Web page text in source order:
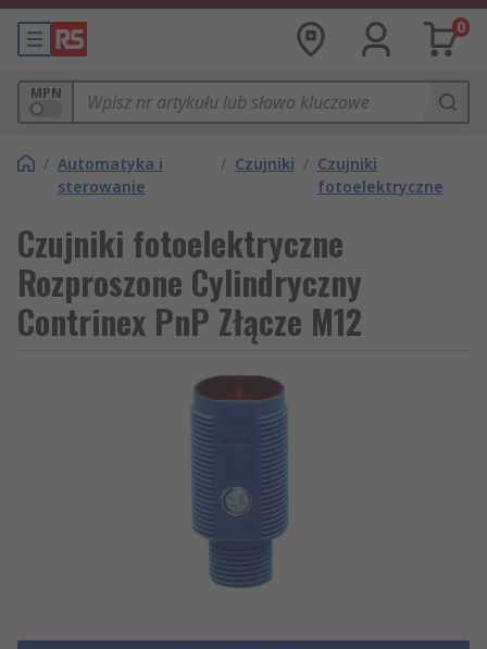
0
MPN
/ Automatyka i
sterowanie
/ Czujniki / Czujniki
fotoelektryczne
Czujniki fotoelektryczne
Rozproszone Cylindryczny
Contrinex PnP Złącze M12